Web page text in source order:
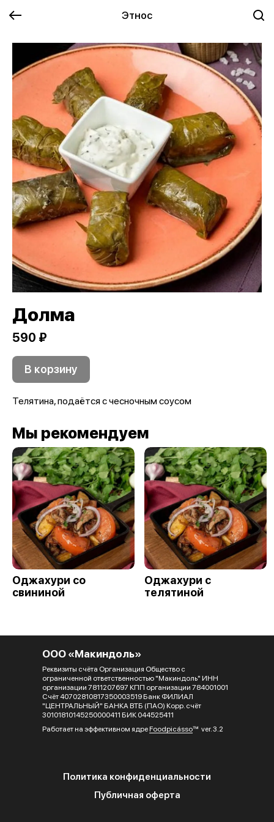
Этнос
Долма
590 ₽
В корзину
Телятина, подаётся с чесночным соусом
Мы рекомендуем
Оджахури со
свининой
Оджахури с
телятиной
ООО «Макиндоль»
Реквизиты счёта Организация Общество с
ограниченной ответственностью "Макиндоль" ИНН
организации 7811207697 КПП организации 784001001
Счёт 40702810817350003519 Банк ФИЛИАЛ
"ЦЕНТРАЛЬНЫЙ" БАНКА ВТБ (ПАО) Корр. счёт
30101810145250000411 БИК 044525411
Работает на эффективном ядреFoodpicássover. 3.2
Политика конфиденциальности
Публичная оферта